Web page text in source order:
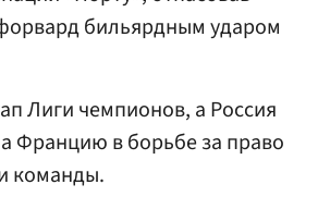
бильярдным ударом
Лиги чемпионов, а Россия
Францию в борьбе за право
команды.